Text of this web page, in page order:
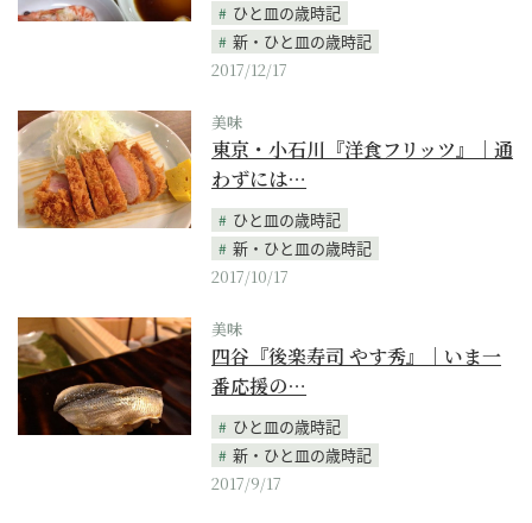
ひと皿の歳時記
新・ひと皿の歳時記
2017/12/17
美味
東京・小石川『洋食フリッツ』｜通
わずには…
ひと皿の歳時記
新・ひと皿の歳時記
2017/10/17
美味
四谷『後楽寿司 やす秀』｜いま一
番応援の…
ひと皿の歳時記
新・ひと皿の歳時記
2017/9/17